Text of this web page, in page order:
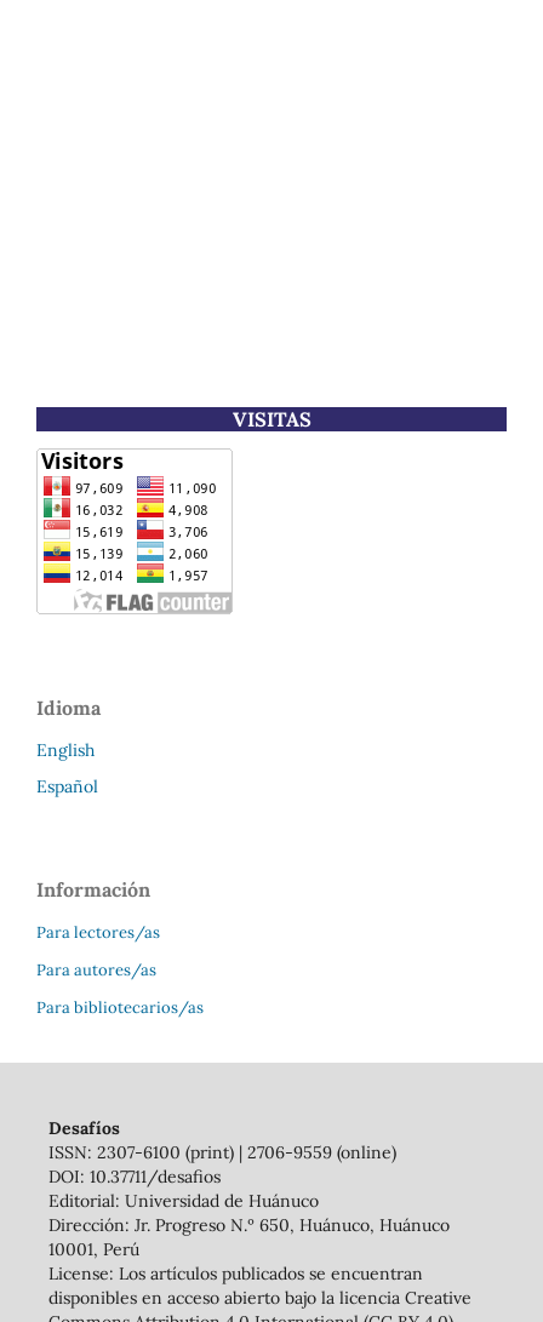
VISITAS
Idioma
English
Español
Información
Para lectores/as
Para autores/as
Para bibliotecarios/as
Desafíos
ISSN: 2307-6100 (print) | 2706-9559 (online)
DOI: 10.37711/desafios
Editorial: Universidad de Huánuco
Dirección: Jr. Progreso N.º 650, Huánuco, Huánuco
10001, Perú
License: Los artículos publicados se encuentran
disponibles en acceso abierto bajo la licencia Creative